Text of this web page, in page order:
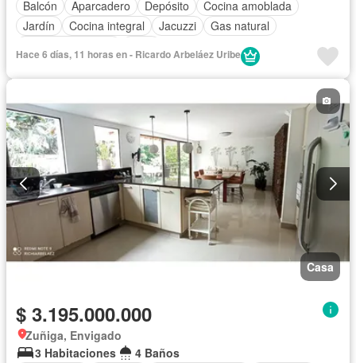
Balcón
Aparcadero Depósito
Cocina amoblada
Jardín
Cocina integral Jacuzzi
Gas natural
Hace 6 días, 11 horas en - Ricardo Arbeláez Uribe
Casa
$ 3.195.000.000
Zuñiga, Envigado
3 Habitaciones
4 Baños